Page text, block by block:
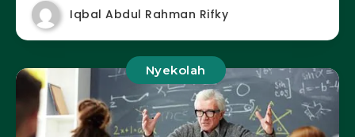
Iqbal Abdul Rahman Rifky
Nyekolah